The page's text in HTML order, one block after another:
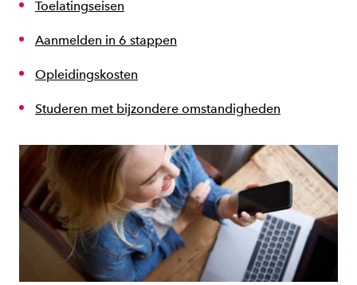
Toelatingseisen
Aanmelden in 6 stappen
Opleidingskosten
Studeren met bijzondere omstandigheden